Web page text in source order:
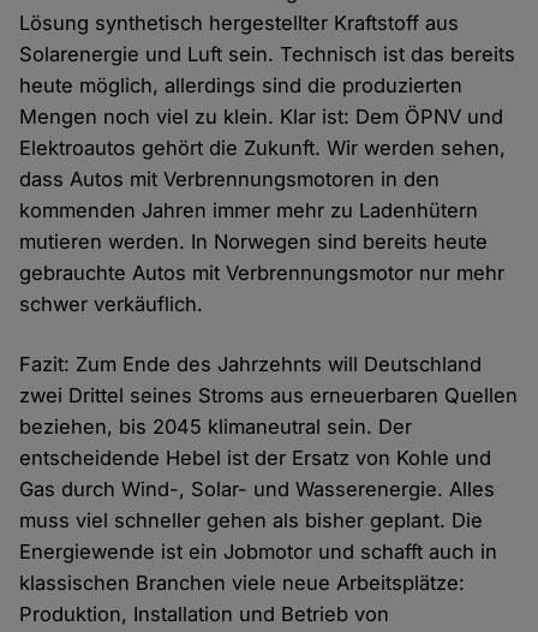
Lösung synthetisch hergestellter Kraftstoff aus
Solarenergie und Luft sein. Technisch ist das bereits
heute möglich, allerdings sind die produzierten
Mengen noch viel zu klein. Klar ist: Dem ÖPNV und
Elektroautos gehört die Zukunft. Wir werden sehen,
dass Autos mit Verbrennungsmotoren in den
kommenden Jahren immer mehr zu Ladenhütern
mutieren werden. In Norwegen sind bereits heute
gebrauchte Autos mit Verbrennungsmotor nur mehr
schwer verkäuflich.
Fazit: Zum Ende des Jahrzehnts will Deutschland
zwei Drittel seines Stroms aus erneuerbaren Quellen
beziehen, bis 2045 klimaneutral sein. Der
entscheidende Hebel ist der Ersatz von Kohle und
Gas durch Wind-, Solar- und Wasserenergie. Alles
muss viel schneller gehen als bisher geplant. Die
Energiewende ist ein Jobmotor und schafft auch in
klassischen Branchen viele neue Arbeitsplätze:
Produktion, Installation und Betrieb von